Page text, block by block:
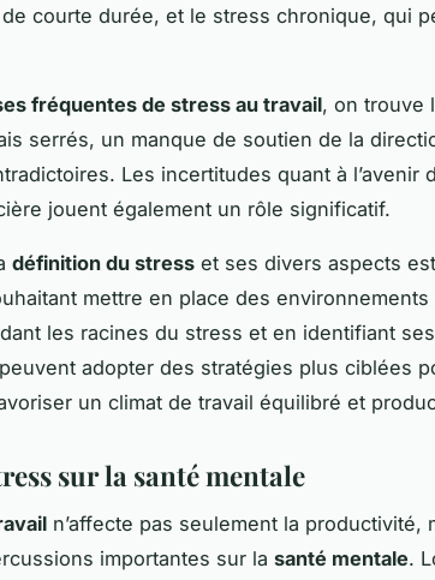
courte durée, et le stress chronique, qui
fréquentes de stress au travail, on trouve
serrés, un manque de soutien de la
Les incertitudes quant à l’avenir
jouent également un rôle significatif.
définition du stress et ses divers aspects
mettre en place des environnements
les racines du stress et en identifiant
adopter des stratégies plus ciblées
un climat de travail équilibré et
sur la santé mentale
n’affecte pas seulement la productivité,
importantes sur la santé mentale.